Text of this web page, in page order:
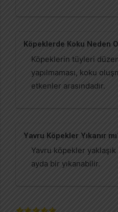
Köpeklerde Koku Neden
Köpeklerin tüyleri
yapılmaması, koku
etkenler arasındadır.
Yavru Köpekler Yıkanır
Yavru köpekler
ayda bir yıkanabilir.